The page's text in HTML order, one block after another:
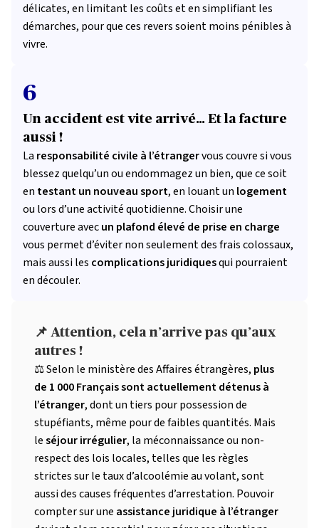
délicates, en limitant lescoûts et en simplifiant les
démarches, pour que ces revers soient moins pénibles à
vivre.
6
Un accident est vite arrivé… Et la facture
aussi !
La responsabilité civile à l’étrangervous couvre si vous
blessez quelqu’un ou endommagez un bien, que ce soit
en testant un nouveau sport, en louant un logement
ou lors d’une activité quotidienne. Choisir une
couverture avecun plafond élevé de prise en charge
vous permet d’éviter non seulement des frais colossaux,
mais aussi les complications juridiquesqui pourraient
en découler.
📌 Attention, cela n’arrive pas qu’aux
autres !
⚖ Selon le ministère des Affaires étrangères, plus
de 1 000 Français sont actuellement détenus à
l’étranger, dont un tiers pour possession de
stupéfiants, même pour de faibles quantités. Mais
leséjour irrégulier, la méconnaissance ou non-
respect des lois locales, telles que les règles
strictes sur le taux d’alcoolémie au volant, sont
aussi des causes fréquentes d’arrestation. Pouvoir
compter sur une assistance juridique à l’étranger